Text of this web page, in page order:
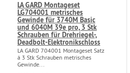
LA GARD Montageset
LG704001 metrisches
Gewinde für 3740M Basic
und 6040M 39e pro, 3 Stk
Schrauben für Drehriegel-,
Deadbolt-Elektronikschloss
LA GARD 704001 Montageset Satz
á 3 Stk Schrauben metrisches
Gewinde...